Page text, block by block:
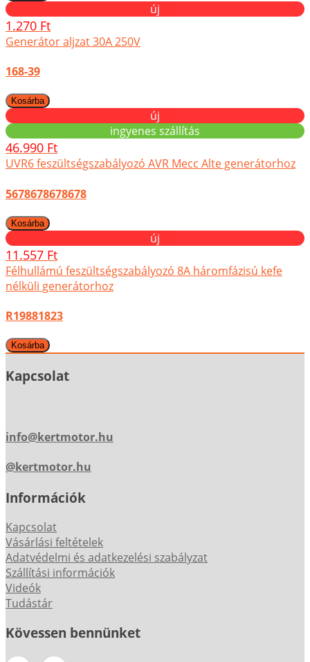
új
1.270 Ft
Generátor aljzat 30A 250V
168-39
új
ingyenes szállítás
46.990 Ft
UVR6 feszültségszabályozó AVR Mecc Alte generátorhoz
5678678678678
új
11.557 Ft
Félhullámú feszültségszabályozó 8A háromfázisú kefe
nélküli generátorhoz
R19881823
Kapcsolat
info@kertmotor.hu
@kertmotor.hu
Információk
Kapcsolat
Vásárlási feltételek
Adatvédelmi és adatkezelési szabályzat
Szállítási információk
Videók
Tudástár
Kövessen bennünket